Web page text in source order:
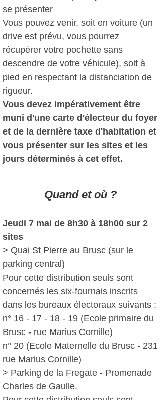
se présenter
Vous pouvez venir, soit en voiture (un
drive est prévu, vous pourrez
récupérer votre pochette sans
descendre de votre véhicule), soit à
pied en respectant la distanciation de
rigueur.
Vous devez impérativement être
muni d'une carte d'électeur du foyer
et de la dernière taxe d'habitation et
vous présenter sur les sites et les
jours déterminés à cet effet.
Quand et où ?
Jeudi 7 mai de 8h30 à 18h00 sur 2
sites
> Quai St Pierre au Brusc (sur le
parking central)
Pour cette distribution seuls sont
concernés les six-fournais inscrits
dans les bureaux électoraux suivants :
n° 16 - 17 - 18 - 19 (Ecole primaire du
Brusc - rue Marius Cornille)
n° 20 (Ecole Maternelle du Brusc - 231
rue Marius Cornille)
> Parking de la Fregate - Promenade
Charles de Gaulle.